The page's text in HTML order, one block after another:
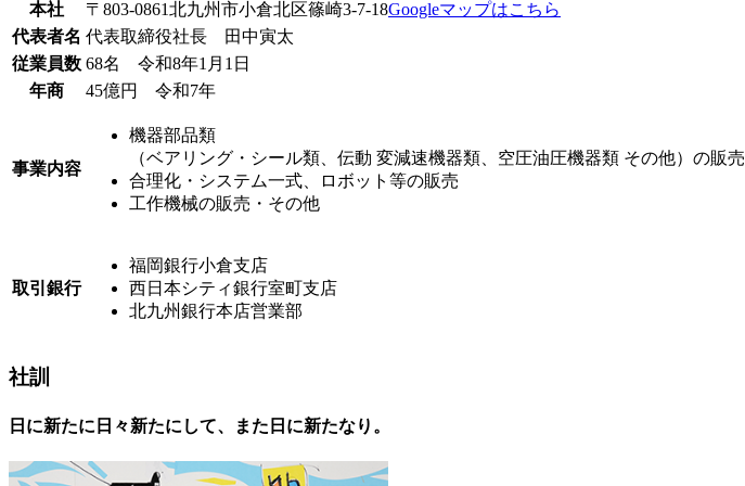
本社 〒803-0861北九州市小倉北区篠崎3-7-18Googleマップはこちら
代表者名 代表取締役社長 田中寅太
従業員数 68名 令和8年1月1日
年商
45億円 令和7年
事業内容
機器部品類
（ベアリング・シール類、伝動 変減速機器類、空圧油圧機器類 その他）の販売
合理化・システム一式、ロボット等の販売
工作機械の販売・その他
取引銀行
福岡銀行小倉支店
西日本シティ銀行室町支店
北九州銀行本店営業部
社訓
日に新たに日々新たにして、また日に新たなり。